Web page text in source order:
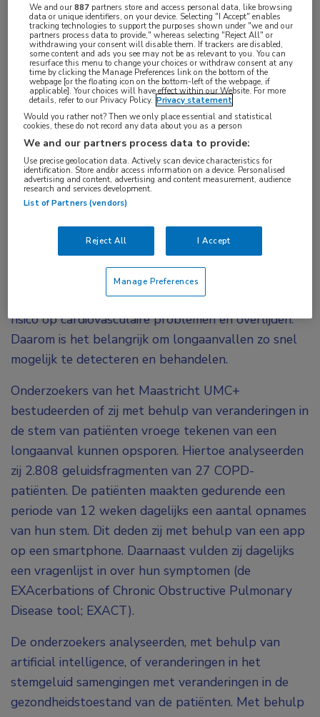
Bij COPD-patiënten gaan vroege symptomen van
een longaanval gepaard met veranderingen in de
stem. Dit blijkt uit een studie van onderzoekers
van het Maastricht UMC+. Hoewel de techniek die
zij gebruiken nog verder moet worden
uitgewerkt, kan stemanalyse in de toekomst
mogelijk helpen om longaanvallen tijdig te
herkennen en patiënten zo vroeg mogelijk te
behandelen.
Longaanvallen bij COPD leiden onder andere tot
een verslechtering van de longfunctie, een
verminderde kwaliteit van leven en een verhoogd
risico op cardiovasculaire problemen en overlijden.
Daarom is het belangrijk om longaanvallen zo snel
mogelijk te detecteren en behandelen.
Onderzoekers van het Maastricht UMC+
bestudeerden of zij met behulp van veranderingen in
de stem van patiënten vroege tekenen van een
longaanval kunnen opsporen. Hiertoe analyseerden
zij 2.808 geluidsfragmenten van 27 COPD-
patiënten. De patiënten maakten gedurende een
periode van 12 weken dagelijks een aantal opnames
van hun stem. Dit deden zij met behulp van een app
op een smartphone. Daarnaast vulden zij dagelijks
een vragenlijst in over hun symptomen (de
EXAcerbations of Chronic Obstructive Pulmonary
Disease tool; EXACT).
De onderzoekers analyseerden, met behulp van
artificial intelligence, of veranderingen in het
stemgeluid samengingen met veranderingen in de
gezondheidstoestand van de patiënten. Met behulp
Tags:
artificiële intelligentie,longaanval
We and our887 partners store and access personal data, like browsing
data or unique identifiers, on your device. Selecting "I Accept" enables
tracking technologies to support the purposes shown under "we and our
partners process data to provide," whereas selecting "Reject All" or
withdrawing your consent will disable them. If trackers are disabled,
some content and ads you see may not be as relevant to you. You can
resurface this menu to change your choices or withdraw consent at any
time by clicking the Manage Preferences link on the bottom of the
webpage [or the floating icon on the bottom-left of the webpage, if
applicable]. Your choices will have effect within our Website. For more
details, refer to our Privacy Policy. Privacy statement
Would you rather not? Then we only place essential and statistical
cookies, these do not record any data about you as a person
We and our partners process data to provide:
Use precise geolocation data. Actively scan device characteristics for
identification. Store and/or access information on a device. Personalised
advertising and content, advertising and content measurement, audience
research and services development.
List of Partners (vendors)
Reject All I Accept
Manage Preferences